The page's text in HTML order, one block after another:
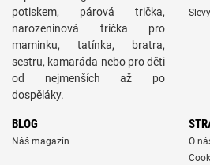
potiskem, párová trička,
narozeninová trička pro
maminku, tatínka, bratra,
sestru, kamaráda nebo pro děti
od nejmenších až po
dospěláky.
Slevy
BLOG
Náš magazín
O